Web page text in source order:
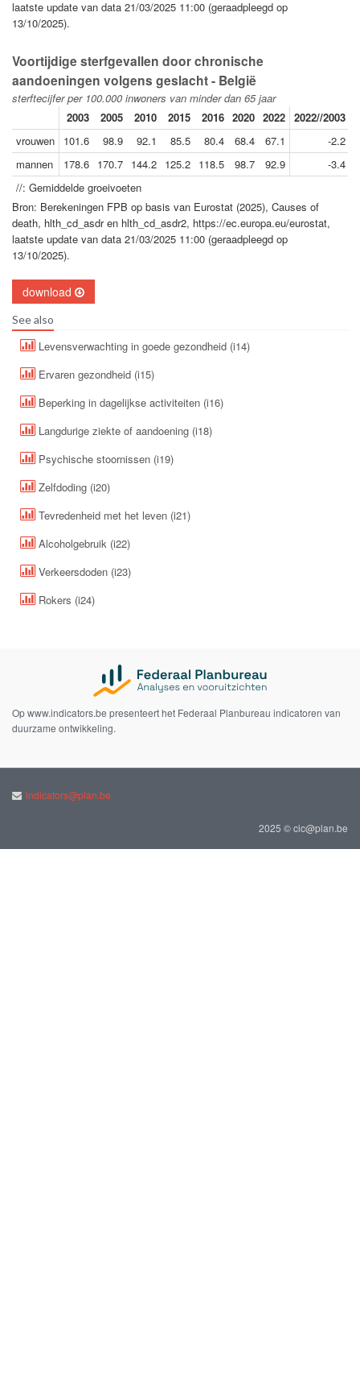
laatste update van data 21/03/2025 11:00 (geraadpleegd op
13/10/2025).
Voortijdige sterfgevallen door chronische
aandoeningen volgens geslacht - België
sterftecijfer per 100.000 inwoners van minder dan 65 jaar
2003
2005 2010 2015 2016 2020 2022 2022//2003
vrouwen
101.6 98.9 92.1 85.5 80.4 68.4 67.1
-2.2
mannen
178.6 170.7 144.2 125.2 118.5 98.7 92.9
-3.4
//: Gemiddelde groeivoeten
Bron: Berekeningen FPB op basis van Eurostat (2025), Causes of
death, hlth_cd_asdr en hlth_cd_asdr2, https://ec.europa.eu/eurostat,
laatste update van data 21/03/2025 11:00 (geraadpleegd op
13/10/2025).
download
See also
Levensverwachting in goede gezondheid (i14)
Ervaren gezondheid (i15)
Beperking in dagelijkse activiteiten (i16)
Langdurige ziekte of aandoening (i18)
Psychische stoornissen (i19)
Zelfdoding (i20)
Tevredenheid met het leven (i21)
Alcoholgebruik (i22)
Verkeersdoden (i23)
Rokers (i24)
Op www.indicators.be presenteert het Federaal Planbureau indicatoren van
duurzame ontwikkeling.
indicators@plan.be
2025 © cic@plan.be